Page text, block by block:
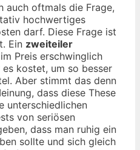
auch oftmals die Frage,
hochwertiges
darf. Diese Frage ist
Ein zweiteiler
Preis erschwinglich
kostet, um so besser
Aber stimmt das denn
dass diese These
unterschiedlichen
von seriösen
dass man ruhig ein
sollte und sich gleich